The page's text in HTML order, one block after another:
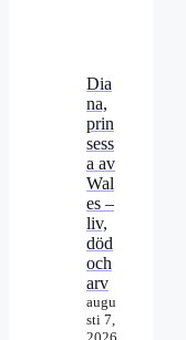
Dia
na,
prin
sess
a av
Wal
es –
liv,
död
och
arv
augu
sti 7,